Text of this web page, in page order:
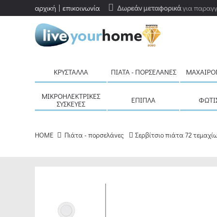
Δωρεάν μεταφορικάγια
αρχική επικοινωνία
ΚΡΎΣΤΑΛΛΑ ΠΙΆΤΑ - ΠΟΡΣΕΛΆΝΕΣ
ΜΙΚΡΟΗΛΕΚΤΡΙΚΈΣ
ΣΥΣΚΕΥΈΣ
ΈΠΙΠΛΑ
HOME Πιάτα - πορσελάνες Σερβίτσιο πιάτα 72